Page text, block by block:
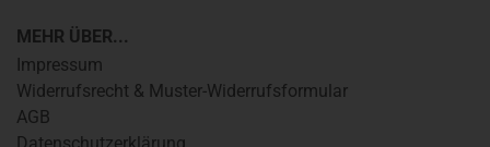
MEHR ÜBER...
Impressum
Widerrufsrecht & Muster-Widerrufsformular
AGB